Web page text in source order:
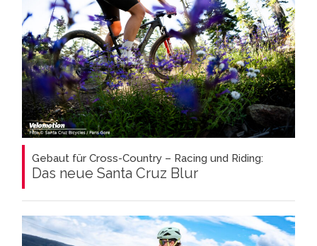
Gebaut für Cross-Country – Racing und Riding:
Das neue Santa Cruz Blur